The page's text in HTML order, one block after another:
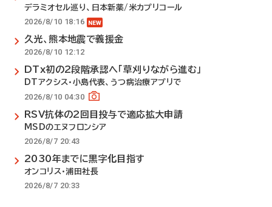
デラミオセル巡り、日本新薬/米カプリコール
2026/8/10 18:16
久光、熊本地震で義援金
2026/8/10 12:12
DTx初の2段階承認へ「草刈りながら進む」
DTアクシス・小島代表、うつ病治療アプリで
2026/8/10 04:30
RSV抗体の2回目投与で適応拡大申請
MSDのエヌフロンシア
2026/8/7 20:43
2030年までに黒字化目指す
オンコリス・浦田社長
2026/8/7 20:33